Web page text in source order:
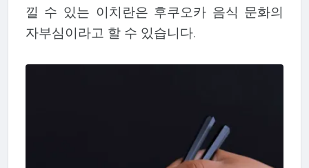
낄 수 있는 이치란은 후쿠오카 음식 문화의
자부심이라고 할 수 있습니다.